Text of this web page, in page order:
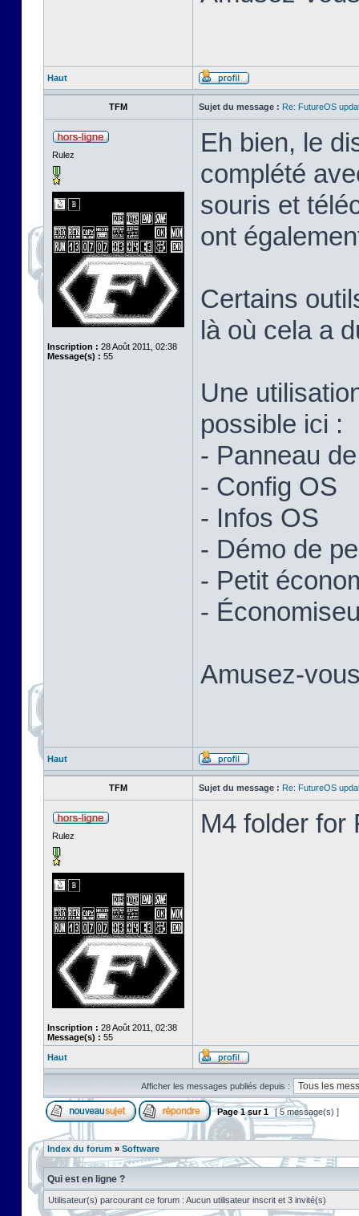
Haut
TFM Sujet du message : Re: FutureOS
Rulez
Inscription : 28 Août 2011, 02:38
Message(s) : 55
Eh bien, le
complété
souris et
ont
Certains
là où cela a
Une
possible ici :
- Panneau
- Config OS
- Infos OS
- Démo de
- Petit
-
Amusez-
Haut
TFM Sujet du message : Re: FutureOS
Rulez
Inscription : 28 Août 2011, 02:38
Message(s) : 55
M4 folder for
Haut
Afficher les messages publiés depuis :
Page1sur1 [ 5 message(s) ]
Index du forum » Software
Qui est en ligne ?
Utilisateur(s) parcourant ce forum : Aucun utilisateur inscrit et 3 invité(s)